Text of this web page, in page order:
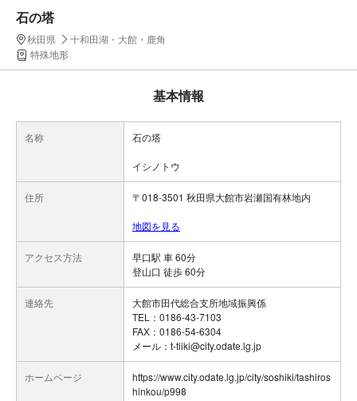
石の塔
秋田県
十和田湖・大館・鹿角
特殊地形
基本情報
名称 石の塔
イシノトウ
住所 〒018-3501 秋田県大館市岩瀬国有林地内
地図を見る
アクセス方法
早口駅 車 60分
登山口 徒歩 60分
連絡先
大館市田代総合支所地域振興係
TEL：0186-43-7103
FAX：0186-54-6304
メール：t-tiiki@city.odate.lg.jp
ホームページ
https://www.city.odate.lg.jp/city/soshiki/tashiros
hinkou/p998